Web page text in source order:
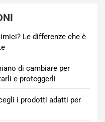
Le differenze che è
di cambiare per
e proteggerli
i prodotti adatti per